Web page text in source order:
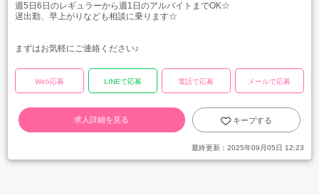
週5日6日のレギュラーから週1日のアルバイトまでOK☆
遅出勤、早上がりなども相談に乗ります☆
まずはお気軽にご連絡ください♪
Web応募 LINEで応募 電話で応募 メールで応募
求人詳細を見る キープする
最終更新： 2025年09月05日 12:23